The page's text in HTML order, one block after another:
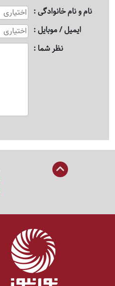
نام و نام خانوادگی
ایمیل / موبایل
نظر شما